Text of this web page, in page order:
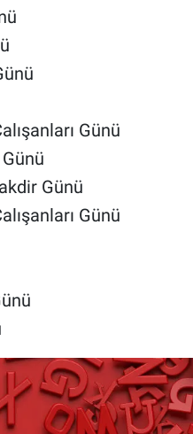
Günü
Günü
Günü